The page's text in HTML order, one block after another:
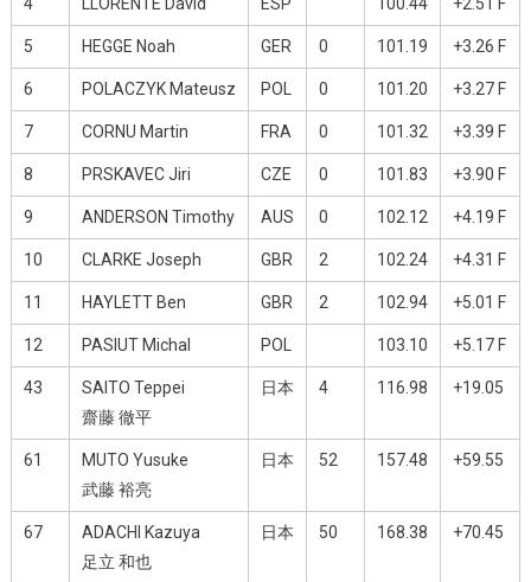
5 HEGGE Noah GER 0 101.19 +3.26 F
6 POLACZYK Mateusz POL 0 101.20 +3.27 F
7 CORNU Martin FRA 0 101.32 +3.39 F
8 PRSKAVEC Jiri CZE 0 101.83 +3.90 F
9 ANDERSON Timothy AUS 0 102.12 +4.19 F
10 CLARKE Joseph GBR 2 102.24 +4.31 F
11 HAYLETT Ben GBR 2 102.94 +5.01 F
12 PASIUT Michal POL 103.10 +5.17 F
43
SAITO Teppei
齋藤 徹平
日本 4 116.98 +19.05
61
MUTO Yusuke
武藤 裕亮
日本 52 157.48 +59.55
67
ADACHI Kazuya
足立 和也
日本 50 168.38 +70.45